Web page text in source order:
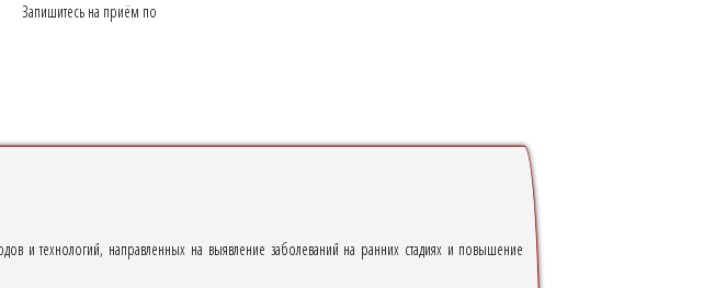
Запишитесь на приём по
и технологий, направленных на выявление заболеваний на ранних стадиях и повышение